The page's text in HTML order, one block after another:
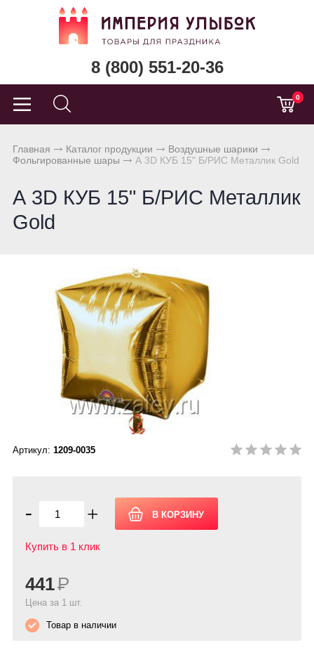
8 (800) 551-20-36
0
Главная Каталог продукции
Воздушные шарики
Фольгированные шары
А 3D КУБ 15" Б/РИС Металлик Gold
А 3D КУБ 15" Б/РИС Металлик
Gold
Артикул: 1209-0035
- +
Купить в 1 клик
441Р
Цена за 1 шт.
Товар в наличии